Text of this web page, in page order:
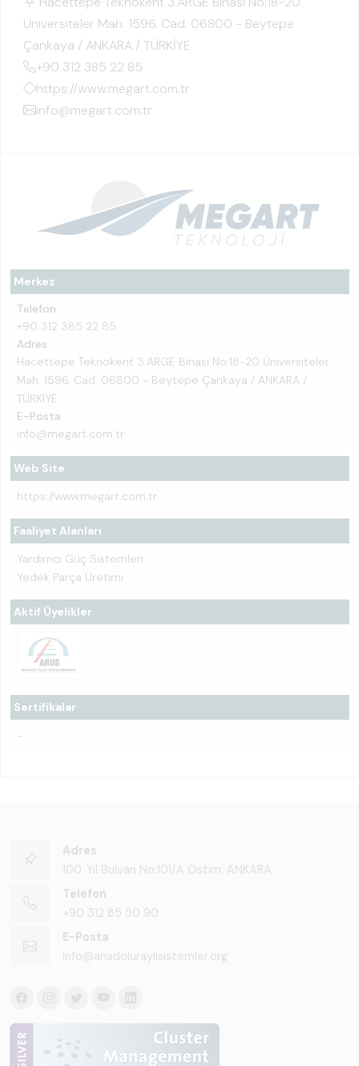
Merkez
Telefon
+90 312 385 22 85
Adres
Hacettepe Teknokent 3.ARGE Binası No:18-20 Üniversiteler
Mah. 1596. Cad. 06800 - Beytepe Çankaya / ANKARA /
TÜRKİYE
E-Posta
info@megart.com.tr
Web Site
https://www.megart.com.tr
Faaliyet Alanları
Yardımcı Güç Sistemleri
Yedek Parça Üretimi
Aktif Üyelikler
Sertifikalar
-
Üniversiteler Mah. 1596. Cad. 06800 - Beytepe
Çankaya / ANKARA / TÜRKİYE
+90 312 385 22 85
https://www.megart.com.tr
info@megart.com.tr
Adres
100. Yıl Bulvarı No:101/A Ostim, ANKARA
Telefon
+90 312 85 50 90
E-Posta
info@anadoluraylisistemler.org